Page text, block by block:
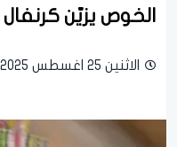
الخوص يزيّن كرنفال
الاثنين 25 اغسطس 2025 | 01:48 مساءً